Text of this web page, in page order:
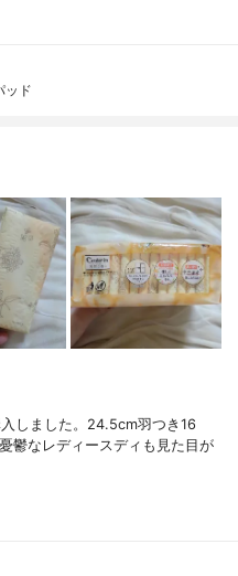
ッド
しました。24.5cm羽つき16
鬱なレディースディも見た目が